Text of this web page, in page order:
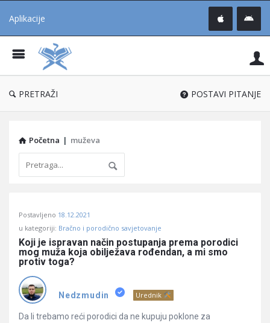
Aplikacije
®
PRETRAŽI POSTAVI PITANJE
Početna | muževa
Učene
Latest
Pitanja
Postavljeno 18.12.2021
u kategoriji: Bračno i porodično savjetovanje
Koji je ispravan način postupanja prema porodici
mog muža koja obilježava rođendan, a mi smo
protiv toga?
Nedzmudin Urednik
Da li trebamo reći porodici da ne kupuju poklone za